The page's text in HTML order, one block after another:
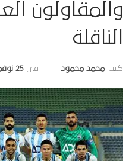
والمقاولون
الناقلة
كتب محمد محمود في 25 نوفمبر 2025